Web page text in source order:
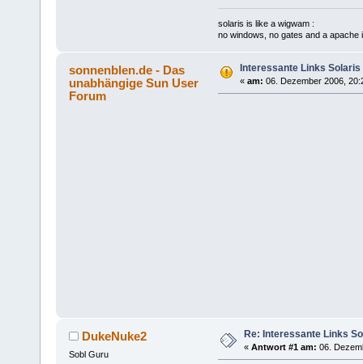
solaris is like a wigwam :
no windows, no gates and a apache
sonnenblen.de - Das
unabhängige Sun User
Forum
Interessante Links Solaris
« am: 06. Dezember 2006,
DukeNuke2
Sobl Guru
Re: Interessante Links
« Antwort #1 am: 06.